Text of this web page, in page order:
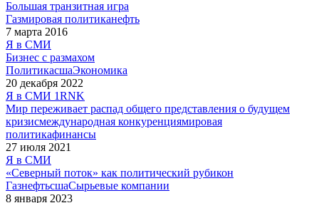
Большая транзитная игра
Газмировая политиканефть
7 марта 2016
Я в СМИ
Бизнес с размахом
ПолитикасшаЭкономика
20 декабря 2022
Я в СМИ 1RNK
Мир переживает распад общего представления о будущем
кризисмеждународная конкуренциямировая
политикафинансы
27 июля 2021
Я в СМИ
«Северный поток» как политический рубикон
ГазнефтьсшаСырьевые компании
8 января 2023